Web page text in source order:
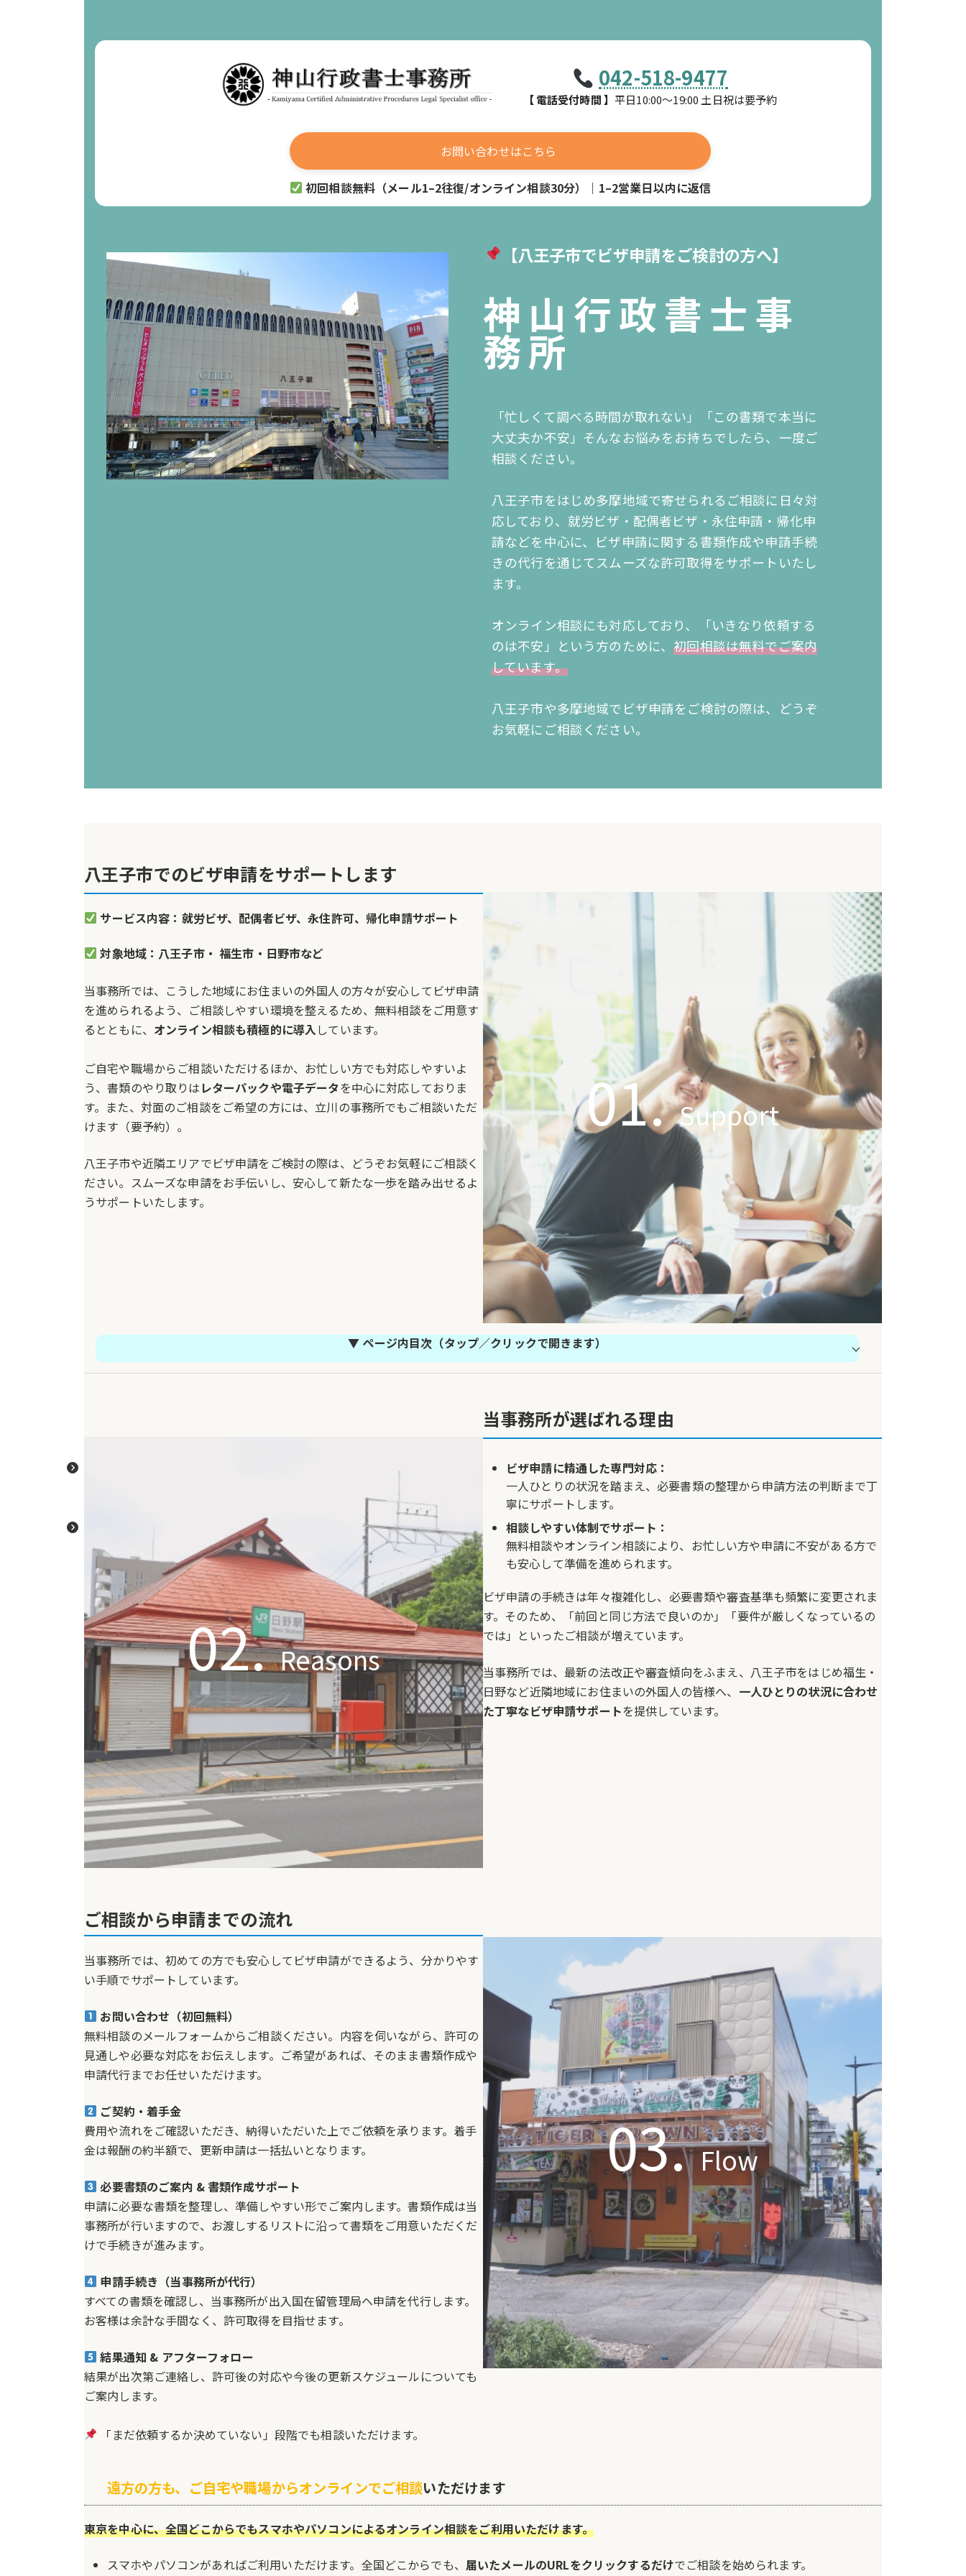
042-518-9477
【 電話受付時間 】平日10:00～19:00 土日祝は要予約
お問い合わせはこちら
初回相談無料（メール1–2往復/オンライン相談30分）｜1–2営業日以内に返信
【八王子市でビザ申請をご検討の方へ】
神山行政書士事
務所
「忙しくて調べる時間が取れない」「この書類で本当に
大丈夫か不安」 そんなお悩みをお持ちでしたら、一度ご
相談ください。
八王子市をはじめ多摩地域で寄せられるご相談に日々対
応しており、 就労ビザ・配偶者ビザ・永住申請・帰化申
請などを中心に、ビザ申請に関する 書類作成や申請手続
きの代行を通じてスムーズな許可取得をサポートいたし
ます。
オンライン相談にも対応しており、「いきなり依頼する
のは不安」という方のために、初回相談は無料でご案内
しています。
八王子市や多摩地域でビザ申請をご検討の際は、どうぞ
お気軽にご相談ください。
01.Support
八王子市でのビザ申請をサポートします
サービス内容：就労ビザ、配偶者ビザ、永住許可、帰化申請サポート
対象地域：八王子市・ 福生市・日野市など
当事務所では、こうした地域にお住まいの外国人の方々が安心してビザ申請
を進められるよう、ご相談しやすい環境を整えるため、無料相談をご用意す
るとともに、 オンライン相談も積極的に導入しています。
ご自宅や職場からご相談いただけるほか、お忙しい方でも対応しやすいよ
う、書類のやり取りは レターパックや電子データを中心に対応しておりま
す。また、対面のご相談をご希望の方には、立川の事務所でもご相談いただ
けます（要予約）。
八王子市や近隣エリアでビザ申請をご検討の際は、どうぞお気軽にご相談く
ださい。スムーズな申請をお手伝いし、安心して新たな一歩を踏み出せるよ
うサポートいたします。
▼ ページ内目次 （タップ／クリックで開きます）
お客様の声 よくある質問
02.Reasons
当事務所が選ばれる理由
ビザ申請に精通した専門対応：
一人ひとりの状況を踏まえ、必要書類の整理から申請方法の判断まで丁
寧にサポートします。
相談しやすい体制でサポート：
無料相談やオンライン相談により、お忙しい方や申請に不安がある方で
も安心して準備を進められます。
ビザ申請の手続きは年々複雑化し、必要書類や審査基準も頻繁に変更されま
す。そのため、「前回と同じ方法で良いのか」「要件が厳しくなっているの
では」といったご相談が増えています。
当事務所では、最新の法改正や審査傾向をふまえ、八王子市をはじめ福生・
日野など近隣地域にお住まいの外国人の皆様へ、 一人ひとりの状況に合わせ
た丁寧なビザ申請サポートを提供しています。
03.Flow
ご相談から申請までの流れ
当事務所では、初めての方でも安心してビザ申請ができるよう、分かりやす
い手順でサポートしています。
お問い合わせ（初回無料）
無料相談のメールフォームからご相談ください。内容を伺いながら、許可の
見通しや必要な対応をお伝えします。ご希望があれば、そのまま書類作成や
申請代行までお任せいただけます。
ご契約・着手金
費用や流れをご確認いただき、納得いただいた上でご依頼を承ります。着手
金は報酬の約半額で、更新申請は一括払いとなります。
必要書類のご案内 & 書類作成サポート
申請に必要な書類を整理し、準備しやすい形でご案内します。書類作成は当
事務所が行いますので、お渡しするリストに沿って書類をご用意いただくだ
けで手続きが進みます。
申請手続き（当事務所が代行）
すべての書類を確認し、当事務所が出入国在留管理局へ申請を代行します。
お客様は余計な手間なく、許可取得を目指せます。
結果通知 & アフターフォロー
結果が出次第ご連絡し、許可後の対応や今後の更新スケジュールについても
ご案内します。
「まだ依頼するか決めていない」段階でも相談いただけます。
遠方の方も、ご自宅や職場からオンラインでご相談いただけます
東京を中心に、全国どこからでもスマホやパソコンによるオンライン相談をご利用いただけます。
スマホやパソコンがあればご利用いただけます。全国どこからでも、 届いたメールのURLをクリックするだけでご相談を始められます。